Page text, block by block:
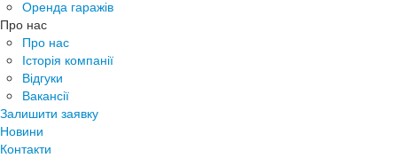
Оренда гаражів
Про нас
Про нас
Історія компанії
Відгуки
Вакансії
Залишити заявку
Новини
Контакти